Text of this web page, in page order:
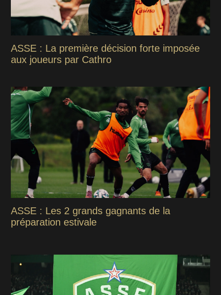
ASSE : La première décision forte imposée
aux joueurs par Cathro
ASSE : Les 2 grands gagnants de la
préparation estivale